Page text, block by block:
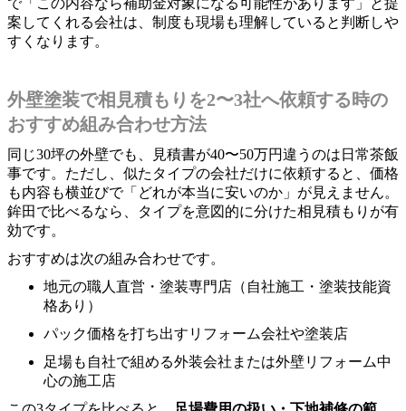
案してくれる会社は、制度も現場も理解していると判断しや
すくなります。
外壁塗装で相見積もりを2〜3社へ依頼する時の
おすすめ組み合わせ方法
同じ30坪の外壁でも、見積書が40〜50万円違うのは日常茶飯
事です。ただし、似たタイプの会社だけに依頼すると、価格
も内容も横並びで「どれが本当に安いのか」が見えません。
鉾田で比べるなら、タイプを意図的に分けた相見積もりが有
効です。
おすすめは次の組み合わせです。
地元の職人直営・塗装専門店（自社施工・塗装技能資
格あり）
パック価格を打ち出すリフォーム会社や塗装店
足場も自社で組める外装会社または外壁リフォーム中
心の施工店